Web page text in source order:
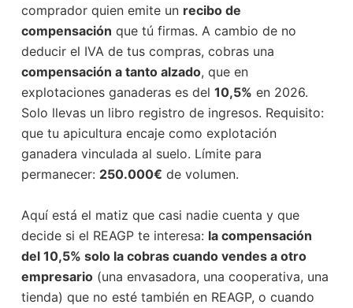
comprador quien emite un recibo de
compensación que tú firmas. A cambio de no
deducir el IVA de tus compras, cobras una
compensación a tanto alzado, que en
explotaciones ganaderas es del 10,5% en 2026.
Solo llevas un libro registro de ingresos. Requisito:
que tu apicultura encaje como explotación
ganadera vinculada al suelo. Límite para
permanecer: 250.000€ de volumen.
Aquí está el matiz que casi nadie cuenta y que
decide si el REAGP te interesa: la compensación
del 10,5% solo la cobras cuando vendes a otro
empresario(una envasadora, una cooperativa, una
tienda) que no esté también en REAGP, o cuando